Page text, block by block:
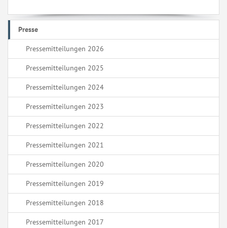
Presse
Pressemitteilungen 2026
Pressemitteilungen 2025
Pressemitteilungen 2024
Pressemitteilungen 2023
Pressemitteilungen 2022
Pressemitteilungen 2021
Pressemitteilungen 2020
Pressemitteilungen 2019
Pressemitteilungen 2018
Pressemitteilungen 2017